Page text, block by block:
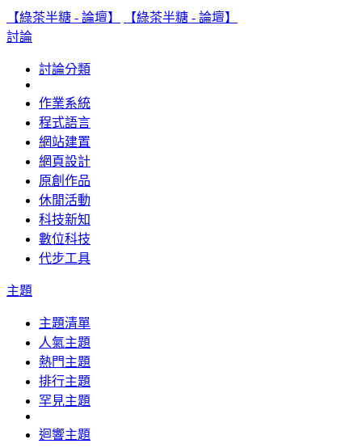
【綠茶半糖 - 論壇】
【綠茶半糖 - 論壇】
討論
討論分類
作業系統
程式語言
網站建置
網頁設計
原創作品
休閒活動
科技新知
數位科技
代步工具
主題
主題清單
人氣主題
熱門主題
排行主題
罕見主題
迴響主題